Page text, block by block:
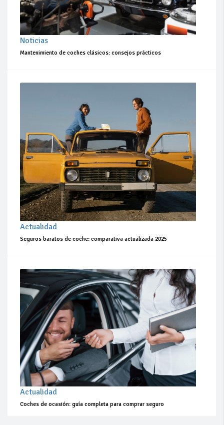
Noticias
Mantenimiento de coches clásicos: consejos prácticos
Actualidad
Seguros baratos de coche: comparativa actualizada 2025
Actualidad
Coches de ocasión: guía completa para comprar seguro